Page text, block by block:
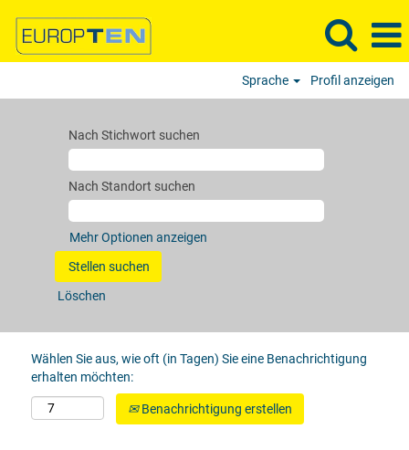
Sprache Profil anzeigen
Nach Stichwort suchen
Nach Standort suchen
Mehr Optionen anzeigen
Löschen
Wählen Sie aus, wie oft (in Tagen) Sie eine Benachrichtigung
erhalten möchten:
Benachrichtigung erstellen